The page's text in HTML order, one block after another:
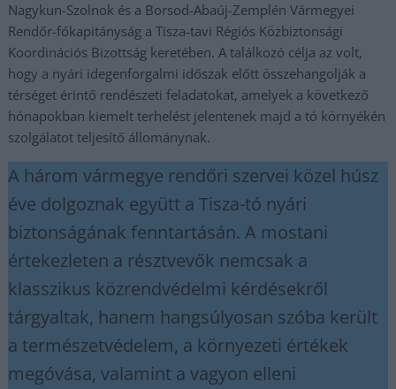
Nagykun-Szolnok és a Borsod-Abaúj-Zemplén Vármegyei
Rendőr-főkapitányság a Tisza-tavi Régiós Közbiztonsági
Koordinációs Bizottság keretében. A találkozó célja az volt,
hogy a nyári idegenforgalmi időszak előtt összehangolják a
térséget érintő rendészeti feladatokat, amelyek a következő
hónapokban kiemelt terhelést jelentenek majd a tó környékén
szolgálatot teljesítő állománynak.
A három vármegye rendőri szervei közel húsz
éve dolgoznak együtt a Tisza-tó nyári
biztonságának fenntartásán. A mostani
értekezleten a résztvevők nemcsak a
klasszikus közrendvédelmi kérdésekről
tárgyaltak, hanem hangsúlyosan szóba került
a természetvédelem, a környezeti értékek
megóvása, valamint a vagyon elleni